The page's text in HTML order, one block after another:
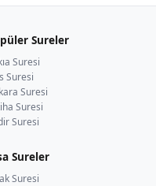
Sureler
Suresi
Suresi
Suresi
Suresi
Suresi
Sureler
Suresi